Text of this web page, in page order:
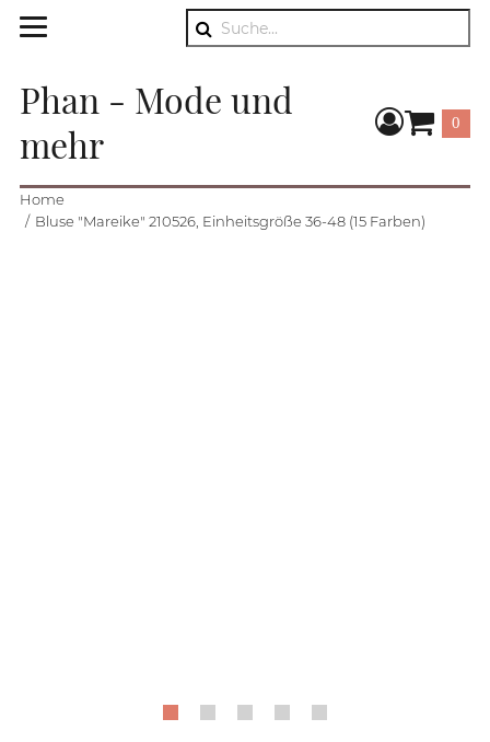
Phan - Mode und
mehr
0
Home
Bluse "Mareike" 210526, Einheitsgröße 36-48 (15 Farben)